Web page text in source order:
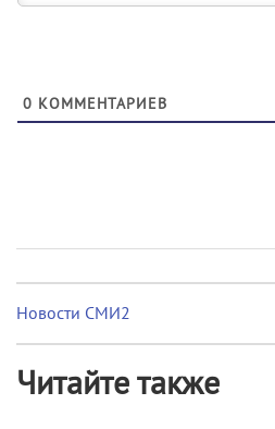
0 КОММЕНТАРИЕВ
Новости СМИ2
Читайте также